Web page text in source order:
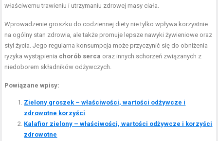
właściwemu trawieniu i utrzymaniu zdrowej masy ciała.
Wprowadzenie groszku do codziennej diety nie tylko wpływa korzystnie
na ogólny stan zdrowia, ale także promuje lepsze nawyki żywieniowe oraz
styl życia. Jego regularna konsumpcja może przyczynić się do obniżenia
ryzyka wystąpienia chorób serca oraz innych schorzeń związanych z
niedoborem składników odżywczych.
Powiązane wpisy:
Zielony groszek – właściwości, wartości odżywcze i
zdrowotne korzyści
Kalafior zielony – właściwości, wartości odżywcze i korzyści
zdrowotne